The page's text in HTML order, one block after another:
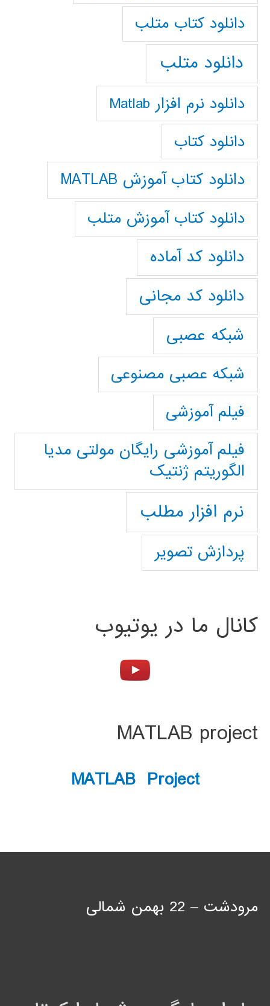
دانلود كتاب متلب
دانلود متلب
دانلود نرم افزار Matlab
دانلود کتاب
دانلود کتاب آموزش MATLAB
دانلود کتاب آموزش متلب
دانلود کد آماده
دانلود کد مجانی
شبکه عصبی
شبکه عصبی مصنوعی
فیلم آموزشی
فیلم آموزشی رایگان مولتی مدیا
الگوریتم ژنتیک
نرم افزار مطلب
پردازش تصویر
کانال ما در یوتیوب
MATLAB project
MATLAB Project
مرودشت – 22 بهمن شمالی